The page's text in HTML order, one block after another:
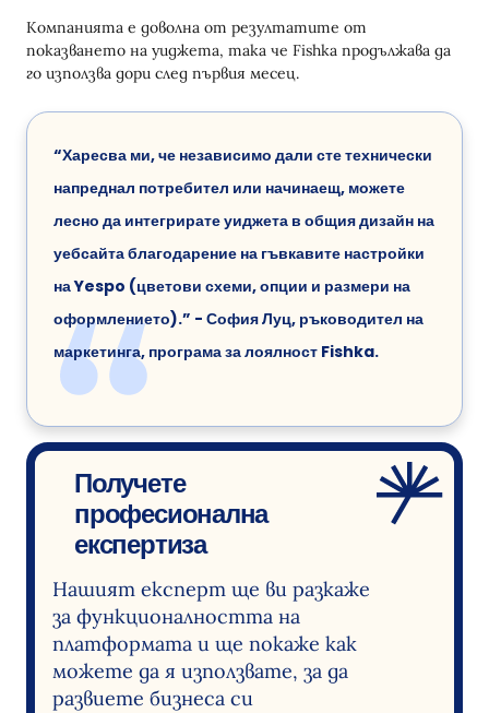
Компанията е доволна от резултатите от
показването на уиджета, така че Fishka продължава да
го използва дори след първия месец.
“Харесва ми, че независимо дали сте технически
напреднал потребител или начинаещ, можете
лесно да интегрирате уиджета в общия дизайн на
уебсайта благодарение на гъвкавите настройки
на Yespo (цветови схеми, опции и размери на
оформлението).” - София Луц, ръководител на
маркетинга, програма за лоялност Fishka.
Получете
професионална
експертиза
Нашият експерт ще ви разкаже
за функционалността на
платформата и ще покаже как
можете да я използвате, за да
развиете бизнеса си